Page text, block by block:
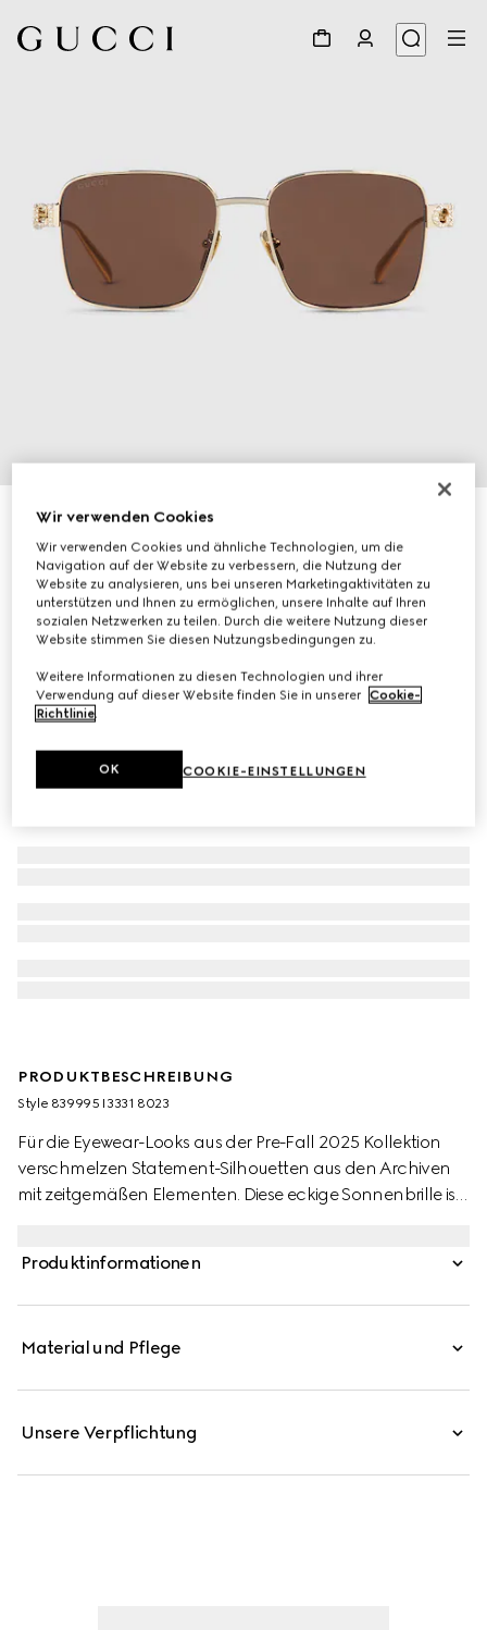
Sonnenbrille mit eckigem Rahmen
€ 360
Variantenhellgold
PRODUKTBESCHREIBUNG
Style ‎839995 I3331 8023
Für die Eyewear-Looks aus der Pre-Fall 2025 Kollektion
verschmelzen Statement-Silhouetten aus den Archiven
mit zeitgemäßen Elementen. Diese eckige Sonnenbrille ist
versehen.
Produktinformationen
Material und Pflege
Unsere Verpflichtung
Wir verwenden Cookies
Wir verwenden Cookies und ähnliche Technologien, um die
Navigation auf der Website zu verbessern, die Nutzung der
Website zu analysieren, uns bei unseren Marketingaktivitäten zu
unterstützen und Ihnen zu ermöglichen, unsere Inhalte auf Ihren
sozialen Netzwerken zu teilen. Durch die weitere Nutzung dieser
Website stimmen Sie diesen Nutzungsbedingungen zu.
Weitere Informationen zu diesen Technologien und ihrer
Verwendung auf dieser Website finden Sie in unserer Cookie-
Richtlinie.
COOKIE-EINSTELLUNGEN
OK